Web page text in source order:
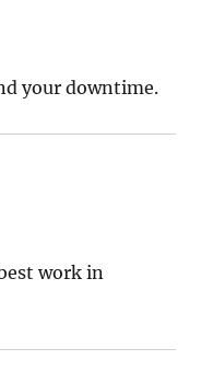
your downtime.
work in